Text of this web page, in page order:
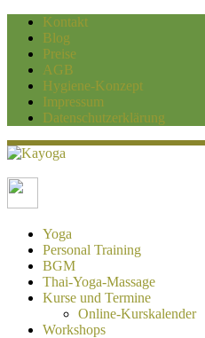
Kontakt
Blog
Preise
AGB
Hygiene-Konzept
Impressum
Datenschutzerklärung
Kayoga
Yoga und Personaltraining Duisburg
Yoga
Personal Training
BGM
Thai-Yoga-Massage
Kurse und Termine
Online-Kurskalender
Workshops